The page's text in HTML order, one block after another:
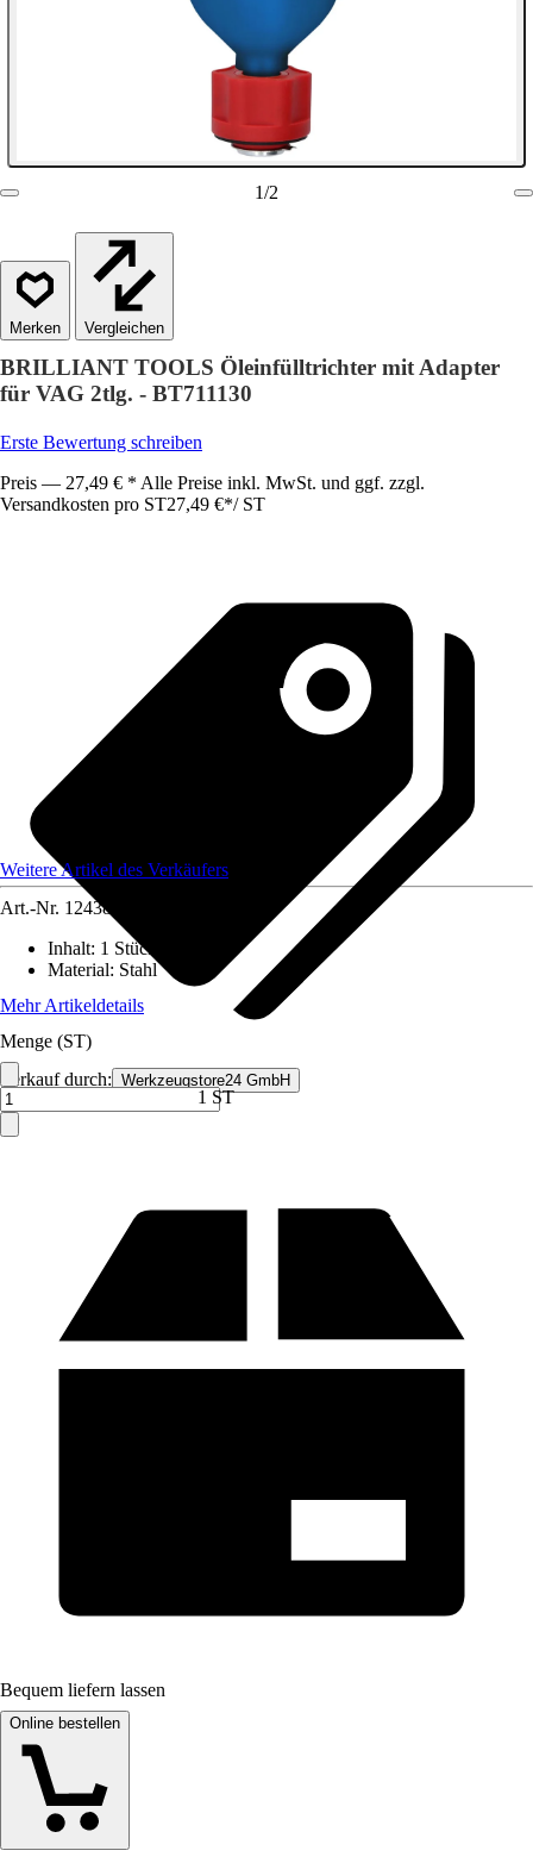
1/2
Vergleichen
BRILLIANT TOOLS Öleinfülltrichter mit Adapter
für VAG 2tlg. - BT711130
Erste Bewertung schreiben
Preis — 27,49 € * Alle Preise inkl. MwSt. und ggf. zzgl.
Versandkosten pro ST27,49 €*/ ST
Verkauf durch: Werkzeugstore24 GmbH
Weitere Artikel des Verkäufers
Art.-Nr. 12438227
Inhalt: 1 Stück
Material: Stahl
Mehr Artikeldetails
Menge (ST)
1 ST
Bequem liefern lassen
Online bestellen